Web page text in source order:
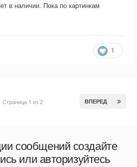
в наличии. Пока по картинкам
1
ВПЕРЕД
Страница 1 из 2
сообщений создайте
или авторизуйтесь